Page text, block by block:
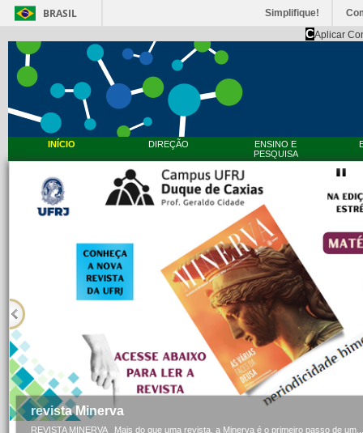
BRASIL Simplifique!
CAplicar
INÍCIO DIREÇÃO
ENSINO E
PESQUISA
revista Minerva
REVISTA MINERVA Mais do que uma revista, a Minerva é o primeiro passo de um...